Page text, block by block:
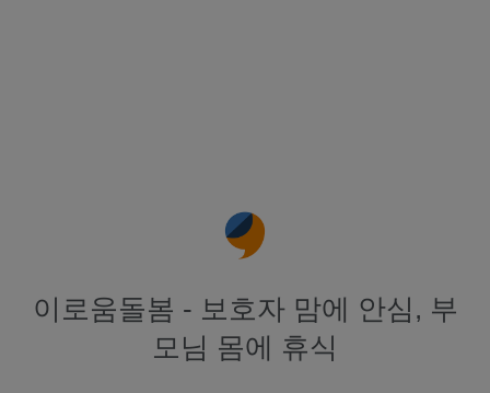
이로움돌봄 - 보호자 맘에 안심, 부
모님 몸에 휴식